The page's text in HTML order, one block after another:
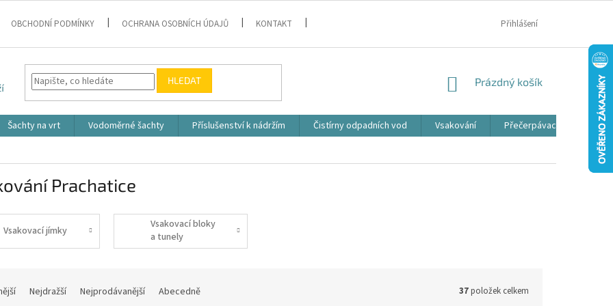
OBCHODNÍ PODMÍNKY OCHRANA OSOBNÍCH ÚDAJŮ KONTAKT Přihlášení
HLEDAT
NÁKUPNÍ
Prázdný košík
Šachty na vrt Vodoměrné šachty Příslušenství k nádržím Čistírny odpadních vod Vsakování Přečerpávací jímky
Prachatice
Vsakovací jímky
Vsakovací bloky
a tunely
Nejdražší Nejprodávanější Abecedně 37položek celkem